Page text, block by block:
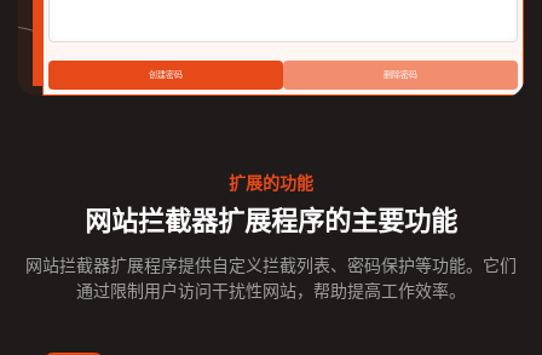
创建密码 删除密码
扩展的功能
网站拦截器扩展程序的主要功能
网站拦截器扩展程序提供自定义拦截列表、密码保护等功能。它们
通过限制用户访问干扰性网站，帮助提高工作效率。